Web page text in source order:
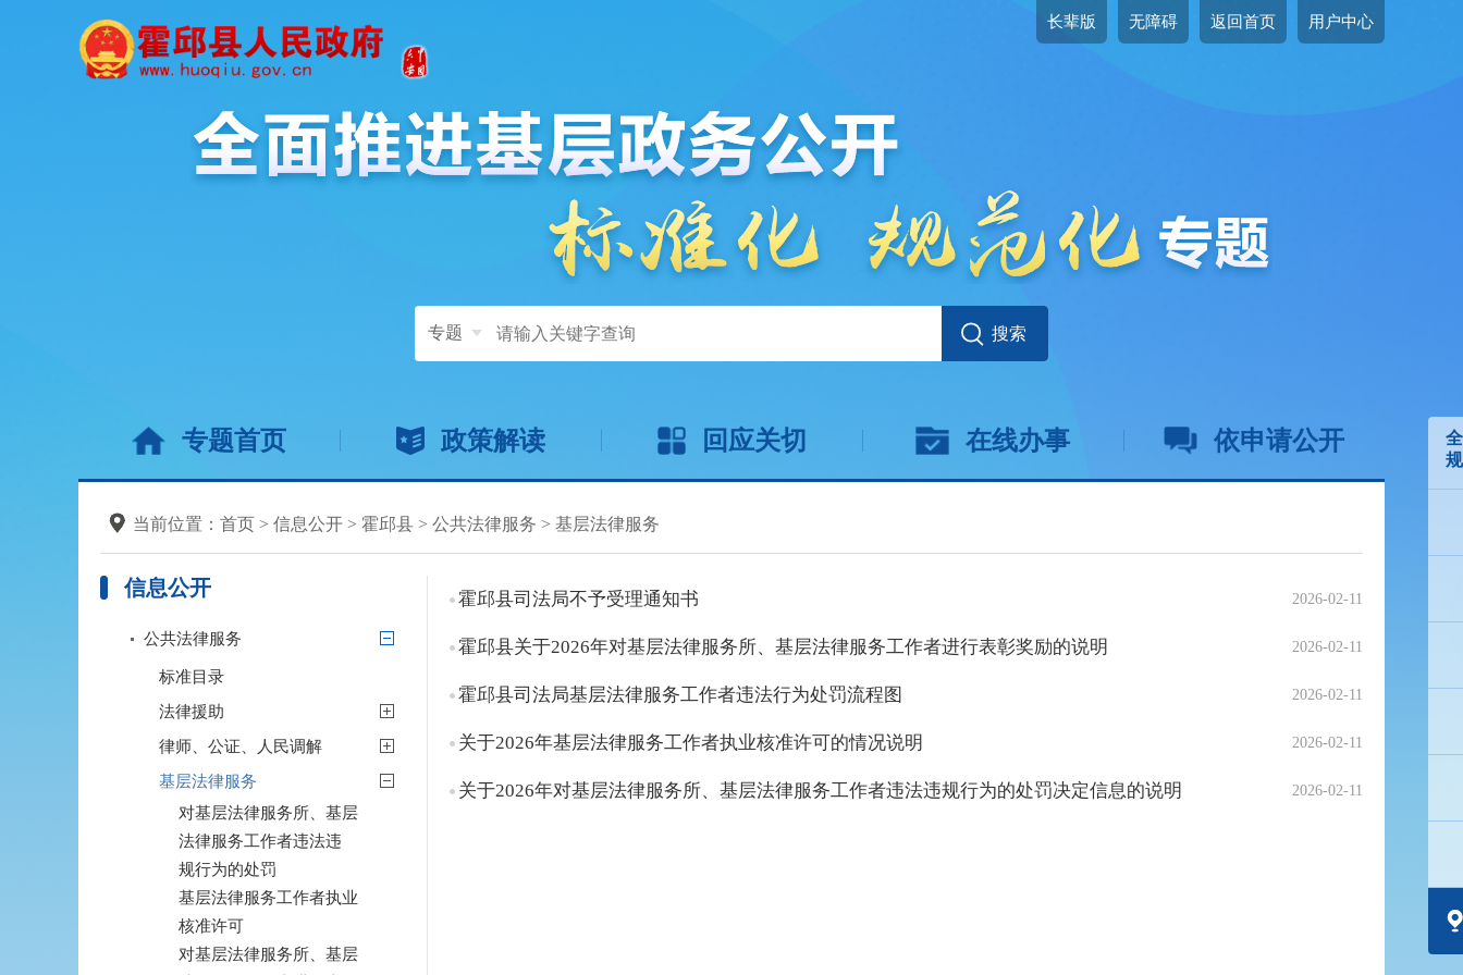
长辈版 无障碍 返回首页 用户中心
专题
专题首页 政策解读 回应关切 在线办事 依申请公开
当前位置： 首页 > 信息公开 > 霍邱县 > 公共法律服务 > 基层法律服务
信息公开
公共法律服务
标准目录
法律援助
律师、公证、人民调解
基层法律服务
对基层法律服务所、基层
法律服务工作者违法违
规行为的处罚
基层法律服务工作者执业
核准许可
对基层法律服务所、基层
2026-02-11
霍邱县司法局不予受理通知书
2026-02-11
霍邱县关于2026年对基层法律服务所、基层法律服务工作者进行表彰奖励的说明
2026-02-11
霍邱县司法局基层法律服务工作者违法行为处罚流程图
2026-02-11
关于2026年基层法律服务工作者执业核准许可的情况说明
2026-02-11
关于2026年对基层法律服务所、基层法律服务工作者违法违规行为的处罚决定信息的说明